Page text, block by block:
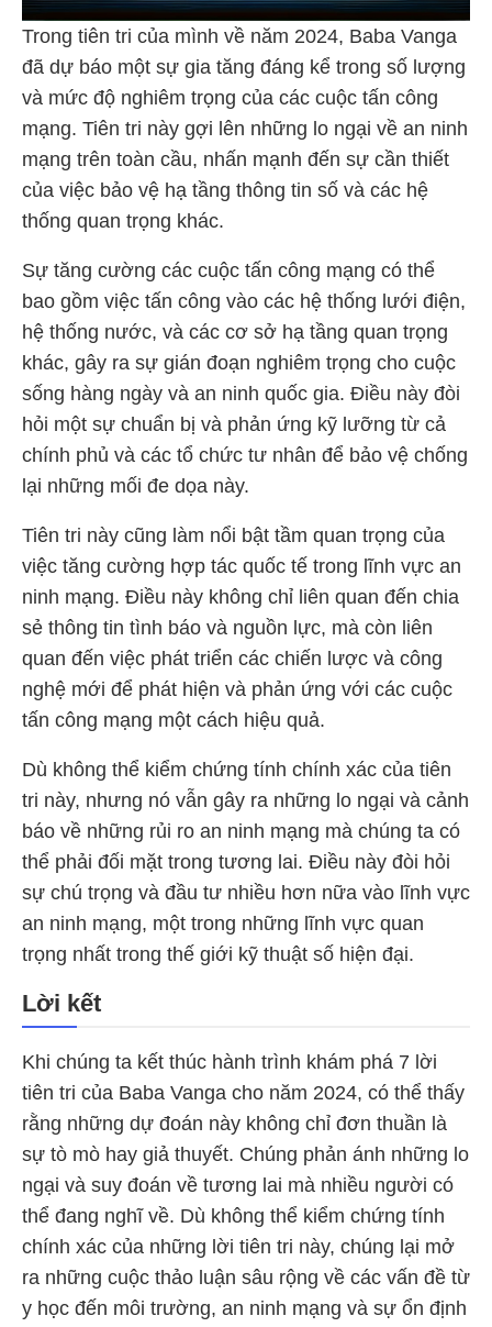
Trong tiên tri của mình về năm 2024, Baba Vanga
đã dự báo một sự gia tăng đáng kể trong số lượng
và mức độ nghiêm trọng của các cuộc tấn công
mạng. Tiên tri này gợi lên những lo ngại về an ninh
mạng trên toàn cầu, nhấn mạnh đến sự cần thiết
của việc bảo vệ hạ tầng thông tin số và các hệ
thống quan trọng khác.
Sự tăng cường các cuộc tấn công mạng có thể
bao gồm việc tấn công vào các hệ thống lưới điện,
hệ thống nước, và các cơ sở hạ tầng quan trọng
khác, gây ra sự gián đoạn nghiêm trọng cho cuộc
sống hàng ngày và an ninh quốc gia. Điều này đòi
hỏi một sự chuẩn bị và phản ứng kỹ lưỡng từ cả
chính phủ và các tổ chức tư nhân để bảo vệ chống
lại những mối đe dọa này.
Tiên tri này cũng làm nổi bật tầm quan trọng của
việc tăng cường hợp tác quốc tế trong lĩnh vực an
ninh mạng. Điều này không chỉ liên quan đến chia
sẻ thông tin tình báo và nguồn lực, mà còn liên
quan đến việc phát triển các chiến lược và công
nghệ mới để phát hiện và phản ứng với các cuộc
tấn công mạng một cách hiệu quả.
Dù không thể kiểm chứng tính chính xác của tiên
tri này, nhưng nó vẫn gây ra những lo ngại và cảnh
báo về những rủi ro an ninh mạng mà chúng ta có
thể phải đối mặt trong tương lai. Điều này đòi hỏi
sự chú trọng và đầu tư nhiều hơn nữa vào lĩnh vực
an ninh mạng, một trong những lĩnh vực quan
trọng nhất trong thế giới kỹ thuật số hiện đại.
Lời kết
Khi chúng ta kết thúc hành trình khám phá 7 lời
tiên tri của Baba Vanga cho năm 2024, có thể thấy
rằng những dự đoán này không chỉ đơn thuần là
sự tò mò hay giả thuyết. Chúng phản ánh những lo
ngại và suy đoán về tương lai mà nhiều người có
thể đang nghĩ về. Dù không thể kiểm chứng tính
chính xác của những lời tiên tri này, chúng lại mở
ra những cuộc thảo luận sâu rộng về các vấn đề từ
y học đến môi trường, an ninh mạng và sự ổn định